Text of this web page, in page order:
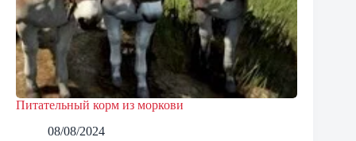
Питательный корм из моркови
08/08/2024